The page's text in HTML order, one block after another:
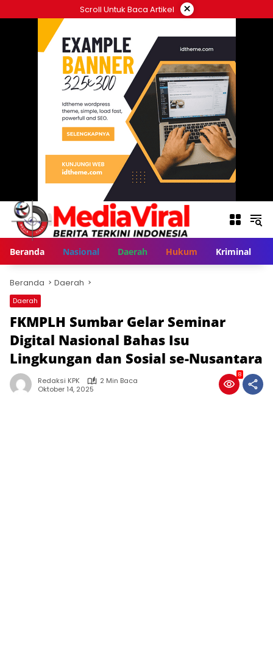
ke
Scroll Untuk Baca Artikel ×
Beranda Nasional Daerah Hukum Kriminal
Beranda Daerah
Daerah
FKMPLH Sumbar Gelar Seminar
Digital Nasional Bahas Isu
Lingkungan dan Sosial se-Nusantara
Redaksi KPK
2 Min Baca
Oktober 14, 2025
8